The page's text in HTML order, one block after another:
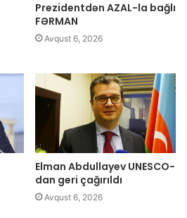
Prezidentdən AZAL-la bağlı
FƏRMAN
Avqust 6, 2026
Elman Abdullayev UNESCO-
dan geri çağırıldı
Avqust 6, 2026